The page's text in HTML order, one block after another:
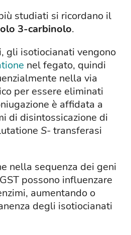
studiati si ricordano il
3-carbinolo.
gli isotiocianati vengono
nel fegato, quindi
nella via
per essere eliminati
è affidata a
di disintossicazione di
S-transferasi
nella sequenza dei geni
possono influenzare
aumentando o
degli isotiocianati